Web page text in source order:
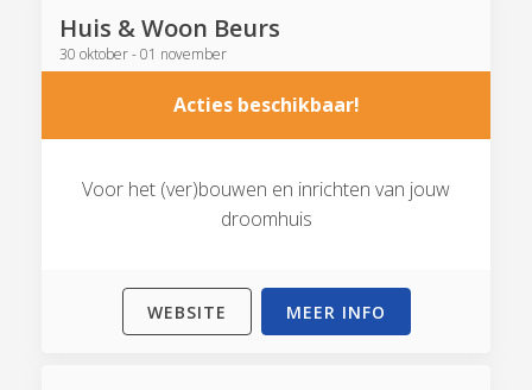
Huis & Woon Beurs
Acties beschikbaar!
30 oktober - 01 november
Voor het (ver)bouwen en inrichten van jouw
droomhuis
WEBSITE MEER INFO